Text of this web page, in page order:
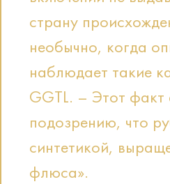
страну
необычно, когда
наблюдает такие
GGTL. – Этот факт
подозрению, что
синтетикой,
флюса».